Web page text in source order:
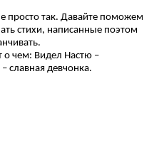
просто так. Давайте поможем
стихи, написанные поэтом
о чем: Видел Настю –
славная девчонка.